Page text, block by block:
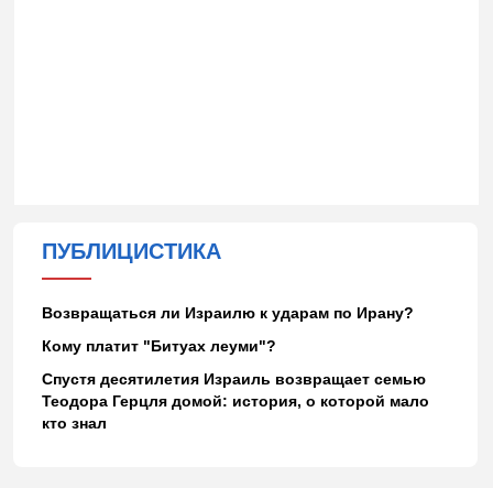
ПУБЛИЦИСТИКА
Возвращаться ли Израилю к ударам по Ирану?
Кому платит "Битуах леуми"?
Спустя десятилетия Израиль возвращает семью
Теодора Герцля домой: история, о которой мало
кто знал